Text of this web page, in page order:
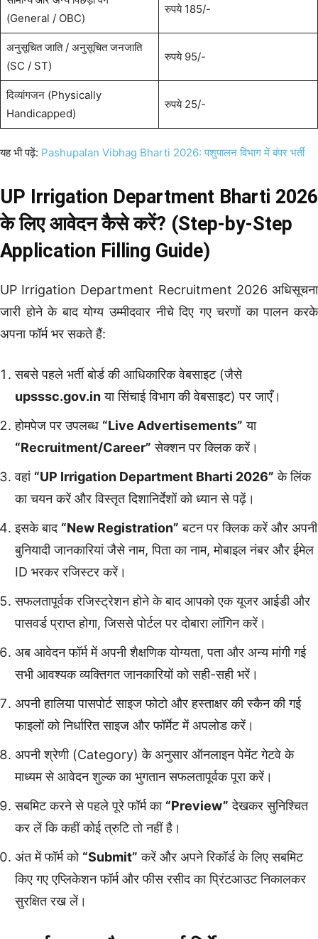
(General / OBC)
रुपये 185/-
अनुसूचित जाति / अनुसूचित जनजाति
(SC / ST)
रुपये 95/-
दिव्यांगजन (Physically
Handicapped)
रुपये 25/-
यह भी पढ़ें: Pashupalan Vibhag Bharti 2026: पशुपालन विभाग में बंपर भर्ती
UP Irrigation Department Bharti 2026
के लिए आवेदन कैसे करें? (Step-by-Step
Application Filling Guide)
UP Irrigation Department Recruitment 2026 अधिसूचना
जारी होने के बाद योग्य उम्मीदवार नीचे दिए गए चरणों का पालन करके
अपना फॉर्म भर सकते हैं:
सबसे पहले भर्ती बोर्ड की आधिकारिक वेबसाइट (जैसे
upsssc.gov.inया सिंचाई विभाग की वेबसाइट) पर जाएँ।
होमपेज पर उपलब्ध “Live Advertisements” या
“Recruitment/Career” सेक्शन पर क्लिक करें।
वहां “UP Irrigation Department Bharti 2026” के लिंक
का चयन करें और विस्तृत दिशानिर्देशों को ध्यान से पढ़ें।
इसके बाद “New Registration” बटन पर क्लिक करें और अपनी
बुनियादी जानकारियां जैसे नाम, पिता का नाम, मोबाइल नंबर और ईमेल
ID भरकर रजिस्टर करें।
सफलतापूर्वक रजिस्ट्रेशन होने के बाद आपको एक यूजर आईडी और
पासवर्ड प्राप्त होगा, जिससे पोर्टल पर दोबारा लॉगिन करें।
अब आवेदन फॉर्म में अपनी शैक्षणिक योग्यता, पता और अन्य मांगी गई
सभी आवश्यक व्यक्तिगत जानकारियों को सही-सही भरें।
अपनी हालिया पासपोर्ट साइज फोटो और हस्ताक्षर की स्कैन की गई
फाइलों को निर्धारित साइज और फॉर्मेट में अपलोड करें।
अपनी श्रेणी (Category) के अनुसार ऑनलाइन पेमेंट गेटवे के
माध्यम से आवेदन शुल्क का भुगतान सफलतापूर्वक पूरा करें।
सबमिट करने से पहले पूरे फॉर्म का “Preview” देखकर सुनिश्चित
कर लें कि कहीं कोई त्रुटि तो नहीं है।
अंत में फॉर्म को “Submit” करें और अपने रिकॉर्ड के लिए सबमिट
किए गए एप्लिकेशन फॉर्म और फीस रसीद का प्रिंटआउट निकालकर
सुरक्षित रख लें।